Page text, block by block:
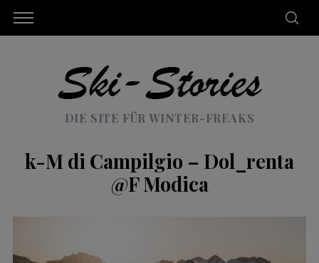
DIE SITE FÜR WINTER-FREAKS
k-M di Campilgio – Dol_renta
@F Modica